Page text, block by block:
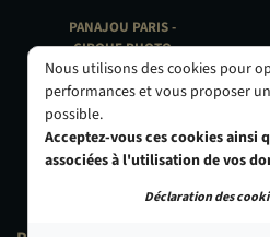
PANAJOU PARIS -
CIRQUE PHOTO
9, bd des Filles-du-Calvaire
75003 Paris
01 40 29 91 91
Nous utilisons des cookies pour
performances et vous proposer
possible.
Acceptez-vous ces cookies ainsi
associées à l'utilisation de vos
Déclaration des